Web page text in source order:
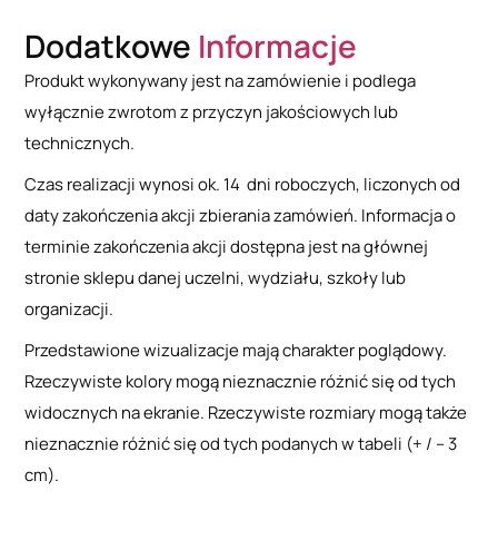
Dodatkowe Informacje
Produkt wykonywany jest na zamówienie i podlega
wyłącznie zwrotom z przyczyn jakościowych lub
technicznych.
Czas realizacji wynosi ok. 14 dni roboczych, liczonych od
daty zakończenia akcji zbierania zamówień. Informacja o
terminie zakończenia akcji dostępna jest na głównej
stronie sklepu danej uczelni, wydziału, szkoły lub
organizacji.
Przedstawione wizualizacje mają charakter poglądowy.
Rzeczywiste kolory mogą nieznacznie różnić się od tych
widocznych na ekranie. Rzeczywiste rozmiary mogą także
nieznacznie różnić się od tych podanych w tabeli (+ / – 3
cm).